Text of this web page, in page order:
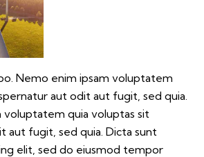
Nemo enim ipsam voluptatem
aut odit aut fugit, sed quia.
voluptatem quia voluptas sit
aut fugit, sed quia. Dicta sunt
elit, sed do eiusmod tempor